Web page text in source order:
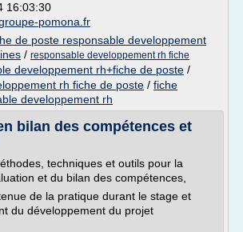
16:03:30
pomona.fr
de poste responsable developpement
/ responsable developpement rh fiche
developpement rh+fiche de poste /
rh fiche de poste / fiche
developpement rh
bilan des compétences et
techniques et outils pour la
et du bilan des compétences,
de la pratique durant le stage et
du développement du projet